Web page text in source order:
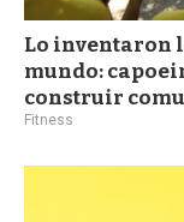
Lo inventaron
mundo:
construir
Fitness